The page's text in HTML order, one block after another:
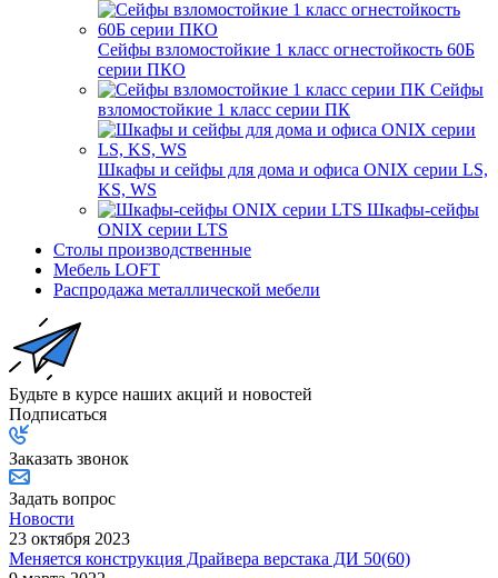
Сейфы взломостойкие 1 класс огнестойкость 60Б
серии ПКО
Сейфы
взломостойкие 1 класс серии ПК
Шкафы и сейфы для дома и офиса ONIX серии LS,
KS, WS
Шкафы-сейфы
ONIX серии LTS
Столы производственные
Мебель LOFT
Распродажа металлической мебели
Будьте в курсе наших акций и новостей
Подписаться
Заказать звонок
Задать вопрос
Новости
23 октября 2023
Меняется конструкция Драйвера верстака ДИ 50(60)